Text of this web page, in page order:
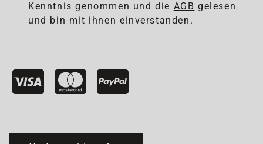
Kenntnis genommen und die AGB gelesen
und bin mit ihnen einverstanden.